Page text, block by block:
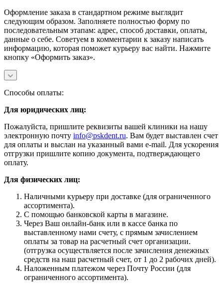
Оформление заказа в стандартном режиме выглядит
следующим образом. Заполняете полностью форму по
последовательным этапам: адрес, способ доставки, оплаты,
данные о себе. Советуем в комментарии к заказу написать
информацию, которая поможет курьеру вас найти. Нажмите
кнопку «Оформить заказ».
Способы оплаты:
Для юридических лиц:
Пожалуйста, пришлите реквизиты вашей клиники на нашу
электронную почту info@pskdent.ru. Вам будет выставлен счет
для оплаты и выслан на указанный вами e-mail. Для ускорения
отгрузки пришлите копию документа, подтверждающего
оплату.
Для физических лиц:
Наличными курьеру при доставке (для ограниченного
ассортимента).
С помощью банковской карты в магазине.
Через Ваш онлайн-банк или в кассе банка по
выставленному нами счету, с прямым зачислением
оплаты за товар на расчетный счет организации.
(отгрузка осуществляется после зачисления денежных
средств на наш расчетный счет, от 1 до 2 рабочих дней).
Наложенным платежом через Почту России (для
ограниченного ассортимента).